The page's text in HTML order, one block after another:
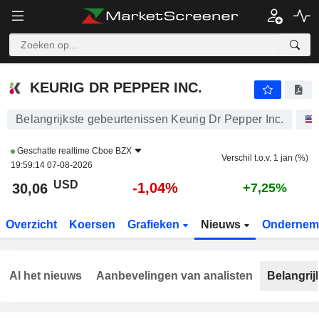
KEURIG DR PEPPER INC.
KEURIG DR PEPPER INC.
Belangrijkste gebeurtenissen Keurig Dr Pepper Inc.
Geschatte realtime Cboe BZX
19:59:14 07-08-2026
Verschil t.o.v. 1 jan (%)
30,06 USD -1,04% +7,25%
Overzicht Koersen Grafieken Nieuws
Al het nieuws Aanbevelingen van analisten